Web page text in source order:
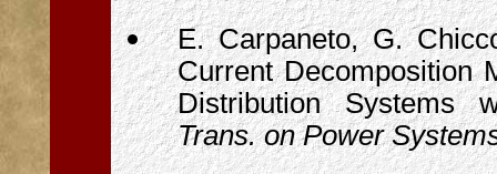
E. Carpaneto, G.
Current Decomposition
Distribution Systems
Trans. on Power